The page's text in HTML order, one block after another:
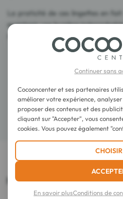
La praticité de ces lingettes en
maintenir une hygiène
travail ou pendant les activités
Conseils d'utilisation
Composition
Détails
LES DERNIERS AVIS
Musc Intime Lingettes
Continuer sans
Cocooncenter et ses partenaires
améliorer votre expérience,
proposer des contenus et des
cliquant sur "Accepter", vous
cookies. Vous pouvez également
CHOISIR
En savoir plusConditions de